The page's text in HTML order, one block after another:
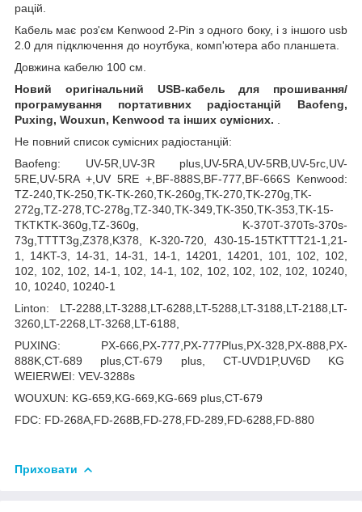
рацій.
Кабель має роз'єм Kenwood 2-Pin з одного боку, і з іншого usb
2.0 для підключення до ноутбука, комп'ютера або планшета.
Довжина кабелю 100 см.
Новий оригінальний USB-кабель для прошивання/
програмування портативних радіостанцій Baofeng,
Puxing, Wouxun, Kenwood та інших сумісних.
Не повний список сумісних радіостанцій:
Baofeng: UV-5R,UV-3R plus,UV-5RA,UV-5RB,UV-5rc,UV-
5RE,UV-5RA +,UV 5RE +,BF-888S,BF-777,BF-666S Kenwood:
TZ-240,TK-250,TK-TK-260,TK-260g,TK-270,TK-270g,TK-
272g,TZ-278,TC-278g,TZ-340,TK-349,TK-350,TK-353,TK-15-
TKTKTK-360g,TZ-360g, K-370T-370Ts-370s-
73g,TTTT3g,Z378,K378, K-320-720, 430-15-15TKTTT21-1,21-
1, 14KT-3, 14-31, 14-31, 14-1, 14201, 14201, 101, 102, 102,
102, 102, 102, 14-1, 102, 14-1, 102, 102, 102, 102, 102, 10240,
10, 10240, 10240-1
Linton: LT-2288,LT-3288,LT-6288,LT-5288,LT-3188,LT-2188,LT-
3260,LT-2268,LT-3268,LT-6188,
PUXING: PX-666,PX-777,PX-777Plus,PX-328,PX-888,PX-
888K,CT-689 plus,CT-679 plus, CT-UVD1P,UV6D KG
WEIERWEI: VEV-3288s
WOUXUN: KG-659,KG-669,KG-669 plus,CT-679
FDC: FD-268A,FD-268B,FD-278,FD-289,FD-6288,FD-880
Приховати